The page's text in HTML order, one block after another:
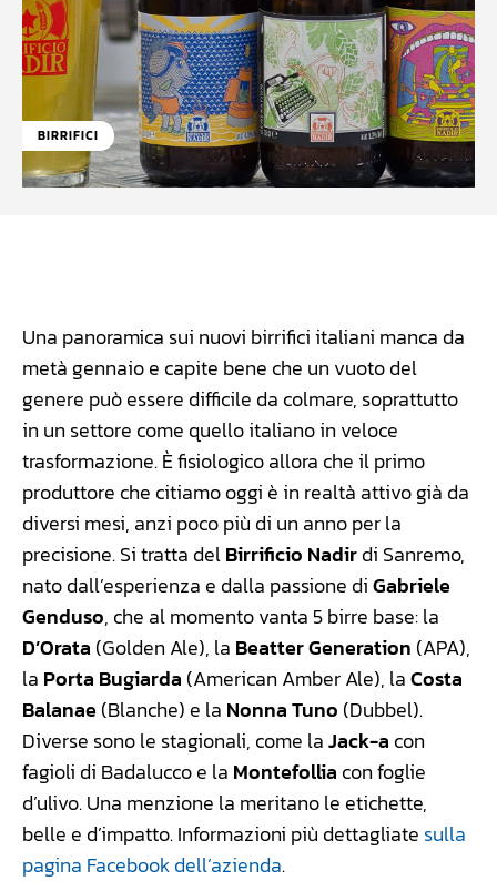
BIRRIFICI
Una panoramica sui nuovi birrifici italiani manca da
metà gennaio e capite bene che un vuoto del
genere può essere difficile da colmare, soprattutto
in un settore come quello italiano in veloce
trasformazione. È fisiologico allora che il primo
produttore che citiamo oggi è in realtà attivo già da
diversi mesi, anzi poco più di un anno per la
precisione. Si tratta delBirrificio Nadirdi Sanremo,
nato dall’esperienza e dalla passione diGabriele
Genduso, che al momento vanta 5 birre base: la
D’Orata (Golden Ale), la Beatter Generation (APA),
la Porta Bugiarda (American Amber Ale), laCosta
Balanae(Blanche) e la Nonna Tuno (Dubbel).
Diverse sono le stagionali, come laJack-a con
fagioli di Badalucco e la Montefollia con foglie
d’ulivo. Una menzione la meritano le etichette,
belle e d’impatto. Informazioni più dettagliate sulla
pagina Facebook dell’azienda.